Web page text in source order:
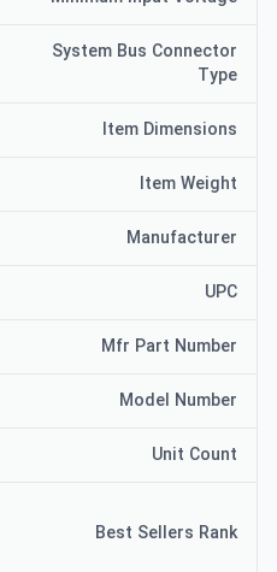
System Bus Connector
Type
Item Dimensions
Item Weight
Manufacturer
UPC
Mfr Part Number
Model Number
Unit Count
Best Sellers Rank